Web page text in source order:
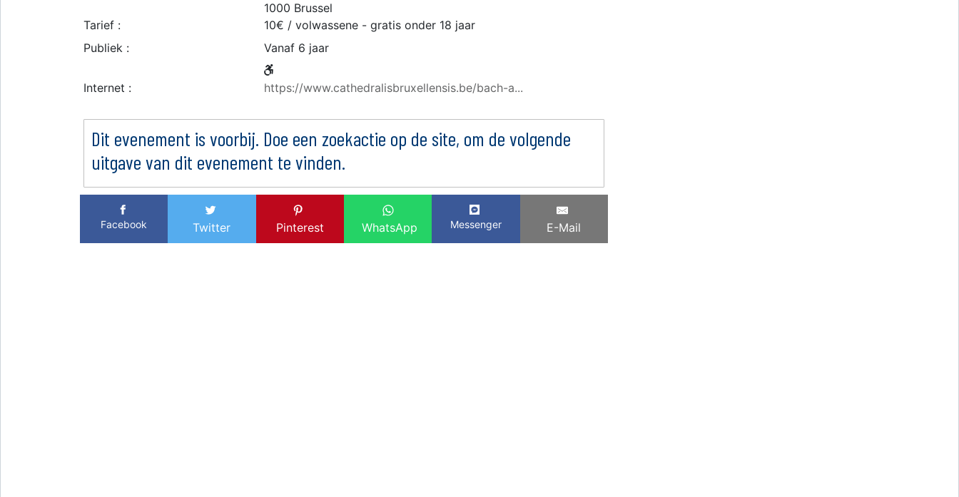
1000 Brussel
Tarief :
10€ / volwassene - gratis onder 18 jaar
Publiek :
Vanaf 6 jaar
Internet : https://www.cathedralisbruxellensis.be/bach-a...
Dit evenement is voorbij. Doe een zoekactie op de site, om de volgende
uitgave van dit evenement te vinden.
Facebook Twitter Pinterest WhatsApp Messenger E-Mail